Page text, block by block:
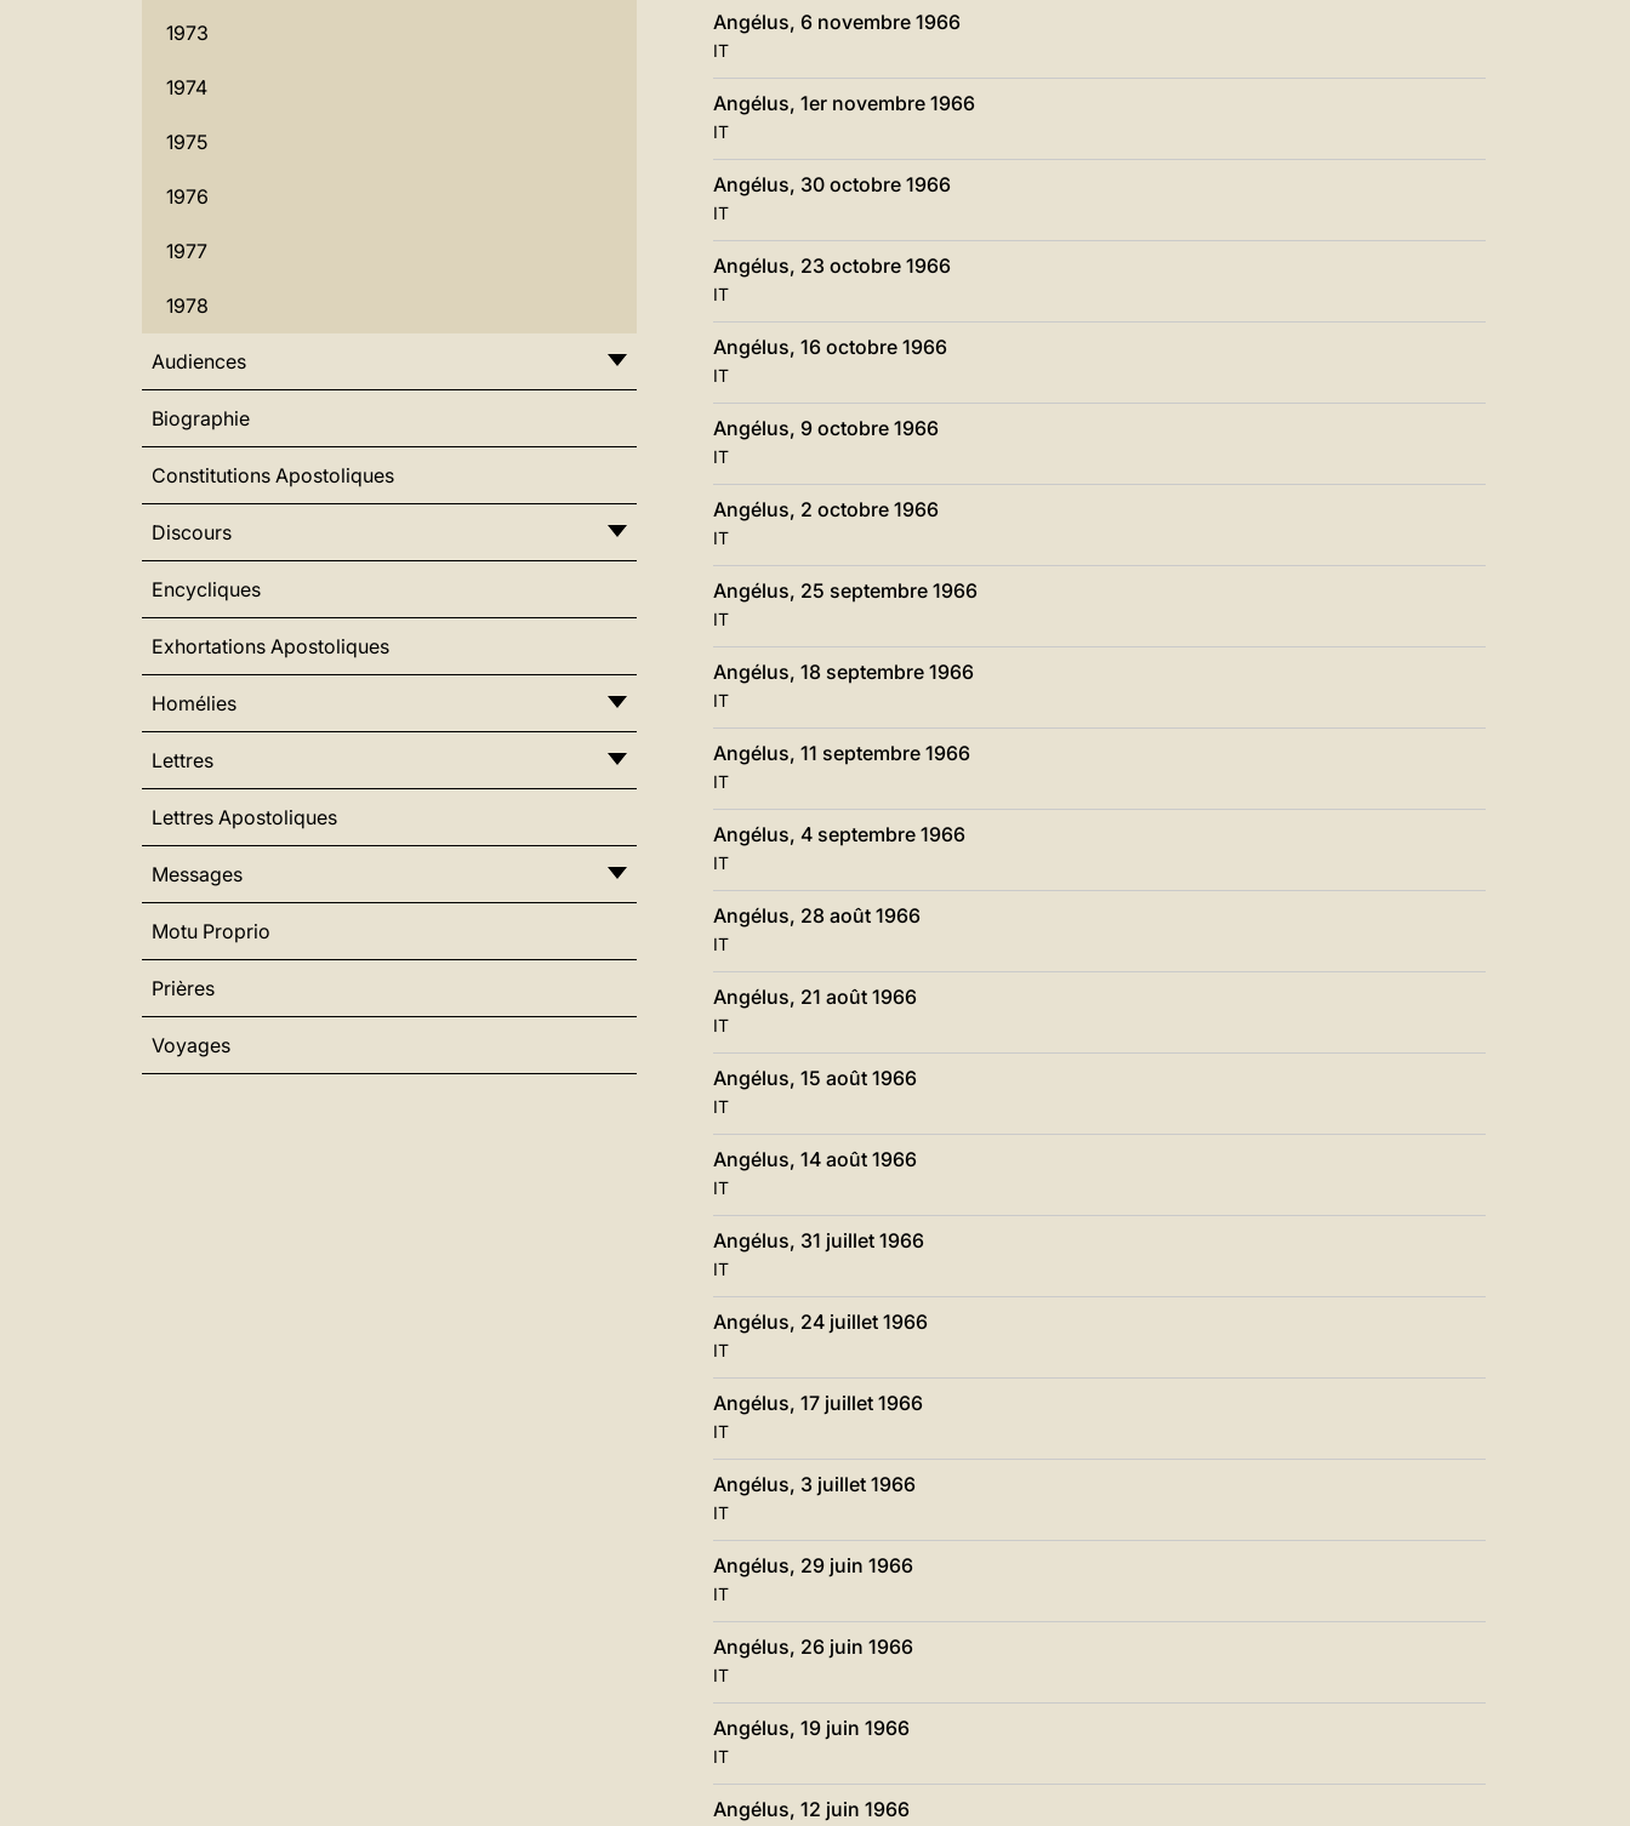
1973
1974
1975
1976
1977
1978
Audiences
Biographie
Constitutions Apostoliques
Discours
Encycliques
Exhortations Apostoliques
Homélies
Lettres
Lettres Apostoliques
Messages
Motu Proprio
Prières
Voyages
Angélus, 6 novembre 1966
IT
Angélus, 1er novembre 1966
IT
Angélus, 30 octobre 1966
IT
Angélus, 23 octobre 1966
IT
Angélus, 16 octobre 1966
IT
Angélus, 9 octobre 1966
IT
Angélus, 2 octobre 1966
IT
Angélus, 25 septembre 1966
IT
Angélus, 18 septembre 1966
IT
Angélus, 11 septembre 1966
IT
Angélus, 4 septembre 1966
IT
Angélus, 28 août 1966
IT
Angélus, 21 août 1966
IT
Angélus, 15 août 1966
IT
Angélus, 14 août 1966
IT
Angélus, 31 juillet 1966
IT
Angélus, 24 juillet 1966
IT
Angélus, 17 juillet 1966
IT
Angélus, 3 juillet 1966
IT
Angélus, 29 juin 1966
IT
Angélus, 26 juin 1966
IT
Angélus, 19 juin 1966
IT
Angélus, 12 juin 1966